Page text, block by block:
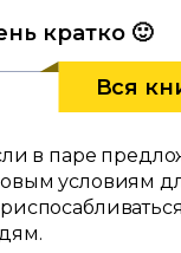
кратко 🙂
Вся
в паре
условиям